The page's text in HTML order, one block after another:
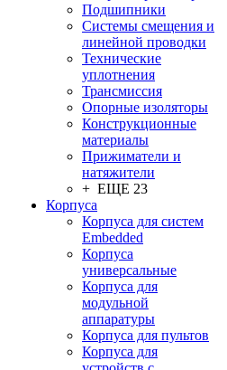
Подшипники
Системы смещения и
линейной проводки
Технические
уплотнения
Трансмиссия
Опорные изоляторы
Конструкционные
материалы
Прижиматели и
натяжители
+ ЕЩЕ 23
Корпуса
Корпуса для систем
Embedded
Корпуса
универсальные
Корпуса для
модульной
аппаратуры
Корпуса для пультов
Корпуса для